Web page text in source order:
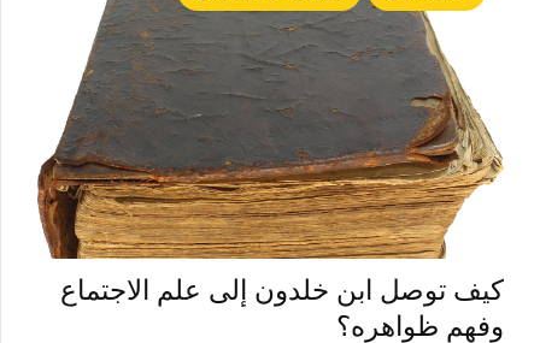
كيف توصل ابن خلدون إلى علم الاجتماع
وفهم ظواهره؟